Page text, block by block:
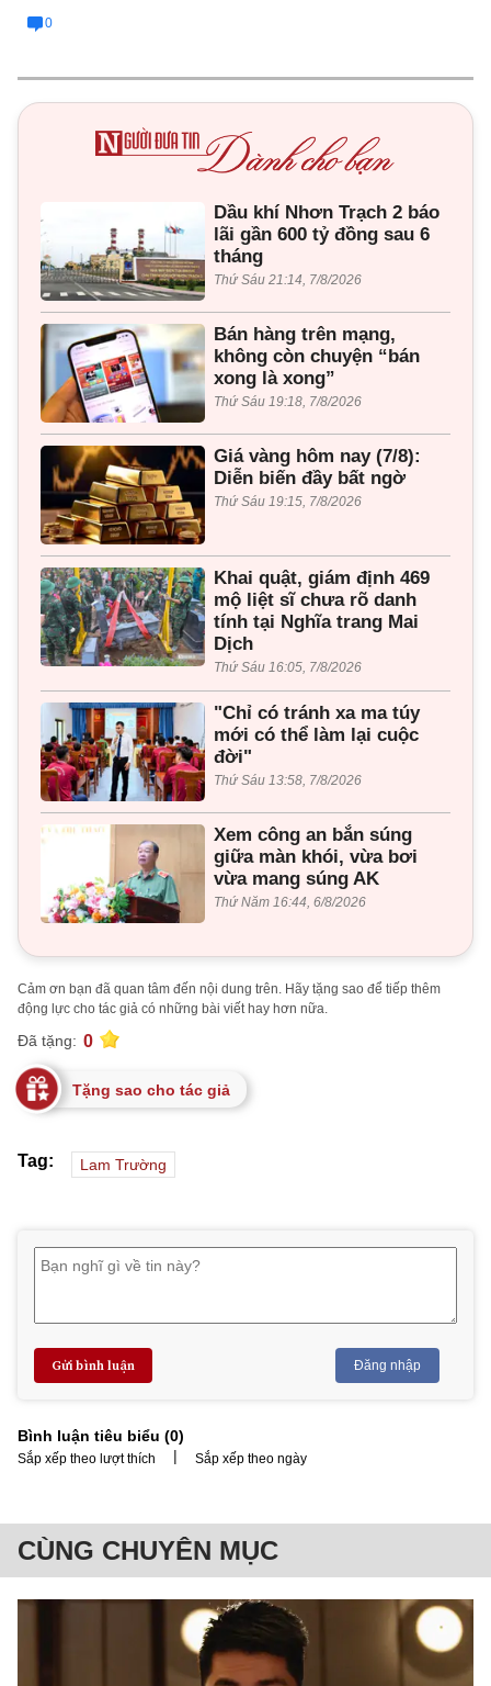
0
Dầu khí Nhơn Trạch 2 báo
lãi gần 600 tỷ đồng sau 6
tháng
Thứ Sáu 21:14, 7/8/2026
Bán hàng trên mạng,
không còn chuyện “bán
xong là xong”
Thứ Sáu 19:18, 7/8/2026
Giá vàng hôm nay (7/8):
Diễn biến đầy bất ngờ
Thứ Sáu 19:15, 7/8/2026
Khai quật, giám định 469
mộ liệt sĩ chưa rõ danh
tính tại Nghĩa trang Mai
Dịch
Thứ Sáu 16:05, 7/8/2026
"Chỉ có tránh xa ma túy
mới có thể làm lại cuộc
đời"
Thứ Sáu 13:58, 7/8/2026
Xem công an bắn súng
giữa màn khói, vừa bơi
vừa mang súng AK
Thứ Năm 16:44, 6/8/2026
Cảm ơn bạn đã quan tâm đến nội dung trên. Hãy tặng sao để tiếp thêm
động lực cho tác giả có những bài viết hay hơn nữa.
Đã tặng: 0
Tặng sao cho tác giả
Tag: Lam Trường
Gửi bình luận Đăng nhập
Bình luận tiêu biểu (0)
Sắp xếp theo lượt thích | Sắp xếp theo ngày
CÙNG CHUYÊN MỤC